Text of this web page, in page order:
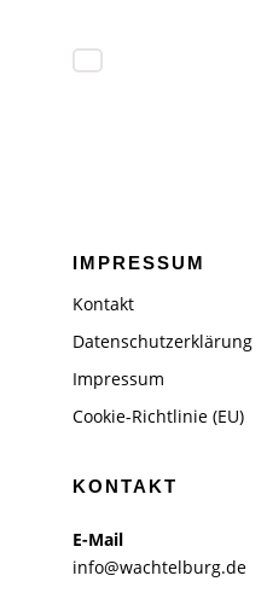
IMPRESSUM
Kontakt
Datenschutzerklärung
Impressum
Cookie-Richtlinie (EU)
KONTAKT
E-Mail
info@wachtelburg.de